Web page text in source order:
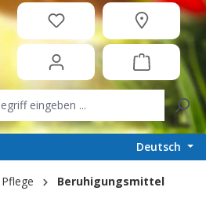
Deutsch
Pflege Beruhigungsmittel